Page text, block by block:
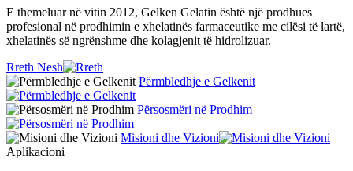
E themeluar në vitin 2012, Gelken Gelatin është një prodhues
profesional në prodhimin e xhelatinës farmaceutike me cilësi të lartë,
xhelatinës së ngrënshme dhe kolagjenit të hidrolizuar.
Rreth Nesh
Përmbledhje e Gelkenit
Përsosmëri në Prodhim
Misioni dhe Vizioni
Aplikacioni